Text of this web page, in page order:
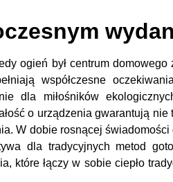
ogień był centrum
współczesne
dla miłośników
o urządzenia gwarantują nie
W dobie rosnącej
dla tradycyjnych metod
które łączy w sobie ciepło